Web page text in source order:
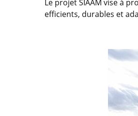
Le projet SIAAM vise à
efficients, durables et